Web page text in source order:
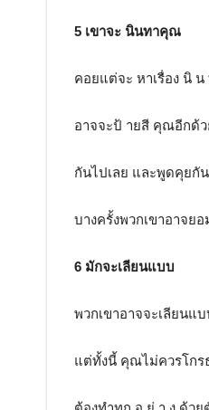
5 เขาจะ นินทาคุณ
คอยแต่จะ หาเรื่อง นิ
อาจจะป้ ายสี คุณอีกด้
กันไปเลย และพูดคุยกัน
บางครั้งพวกเขาอาจย
6 มักจะเลียนแบบ
พวกเขาอาจจะเลียน
แต่ทั้งนี้ คุณไม่ควรโกร